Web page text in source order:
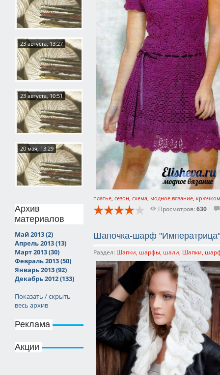
23 августа, 13:27
23 августа, 10:51
20 мая, 13:29
Архив
материалов
Май 2013 (2)
Апрель 2013 (13)
Март 2013 (30)
Февраль 2013 (50)
Январь 2013 (92)
Декабрь 2012 (133)
Показать / скрыть
весь архив
Реклама
Акции
платье сезон схема модное вязание крючком
Просмотров:630
Шапочка-шарф
Раздел: Шапки, шарфы, шали Шапки,